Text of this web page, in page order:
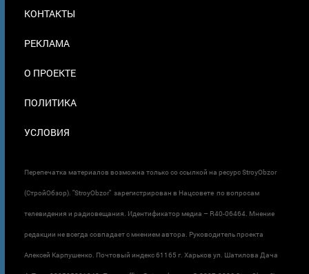
В
КОНТАКТЫ
РЕКЛАМА
О ПРОЕКТЕ
ПОЛИТИКА
УСЛОВИЯ
Перепечатка материалов возможна только со ссылкой на ресурс StroyObzor
(СтройОбзор). "StroyObzor" зарегистрирован в Нацсовете по вопросам
телевидения и радиовещания. Идентификатор медиа – R40-06464. Мнение
редакции не всегда совпадает с мнением автора. Руководитель проекта
Алексей Карпушенко. Почтовый индекс 61165 г. Харьков ул. Шатилова Дача